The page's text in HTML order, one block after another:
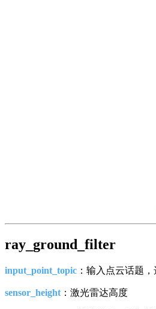
ray_ground_filter
input_point_topic ：输入点云话题
sensor_height ：激光雷达高度